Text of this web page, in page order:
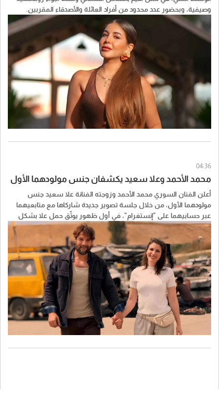
وصيفية، وبحضور عدد محدود من أفراد العائلة والأصدقاء المقربين.
04:36
محمد الأحمد وعلا سعيد يكشفان جنس مولودهما الأول
أعلن الفنان السوري محمد الأحمد وزوجته الفنانة علا سعيد جنس
مولودهما الأول، من خلال جلسة تصوير جديدة شاركاها مع متابعيهما
عبر حسابيهما على "إنستغرام"، في أول ظهور يوثّق حمل علا بشكل
واضح.